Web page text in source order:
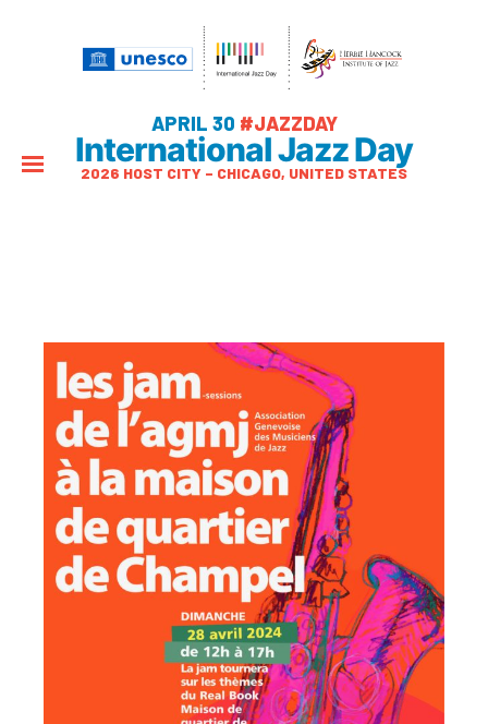
APRIL 30 #JAZZDAY
International Jazz Day
2026 HOST CITY – CHICAGO, UNITED STATES